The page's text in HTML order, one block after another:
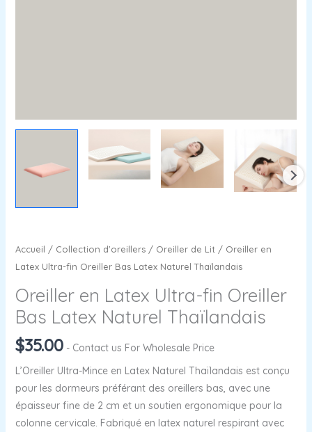
Accueil / Collection d'oreillers/ Oreiller de Lit / Oreiller en
Latex Ultra-fin Oreiller Bas Latex Naturel Thaïlandais
Oreiller en Latex Ultra-fin Oreiller
Bas Latex Naturel Thaïlandais
$35.00 - Contact us For Wholesale Price
L’Oreiller Ultra-Mince en Latex Naturel Thaïlandais est conçu
pour les dormeurs préférant des oreillers bas, avec une
épaisseur fine de 2 cm et un soutien ergonomique pour la
colonne cervicale. Fabriqué en latex naturel respirant avec